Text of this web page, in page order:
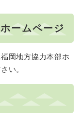
ームページ
岡地方協力本部ホ
い。